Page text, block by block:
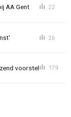
AA Gent 22
26
voorstel 179